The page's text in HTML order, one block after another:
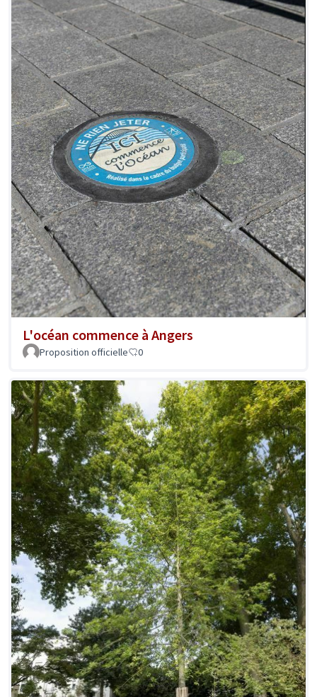
L'océan commence à Angers
Proposition officielle 0